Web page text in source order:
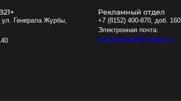
ул. Генерала Журбы,
Рекламный отдел
+7 (8152) 400-870, доб. 160
Электронная почта:
tv21kompania@yandex.ru